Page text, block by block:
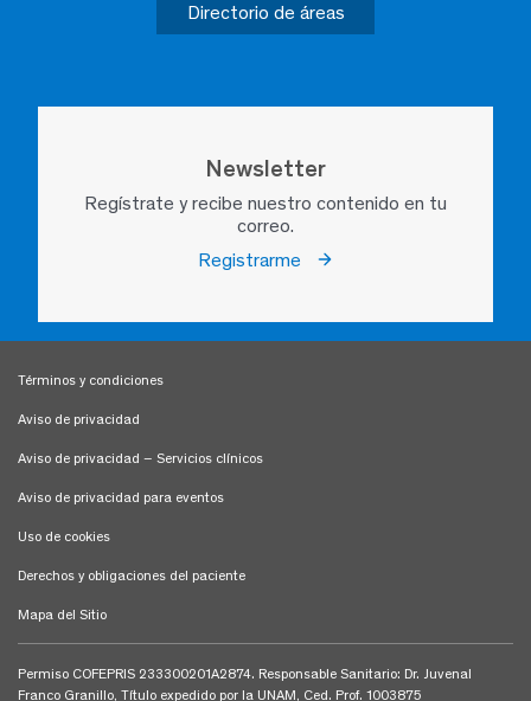
Directorio de áreas
Newsletter
Regístrate y recibe nuestro contenido en tu
correo.
Registrarme
Términos y condiciones
Aviso de privacidad
Aviso de privacidad – Servicios clínicos
Aviso de privacidad para eventos
Uso de cookies
Derechos y obligaciones del paciente
Mapa del Sitio
Permiso COFEPRIS 233300201A2874. Responsable Sanitario: Dr. Juvenal
Franco Granillo, Título expedido por la UNAM, Ced. Prof. 1003875